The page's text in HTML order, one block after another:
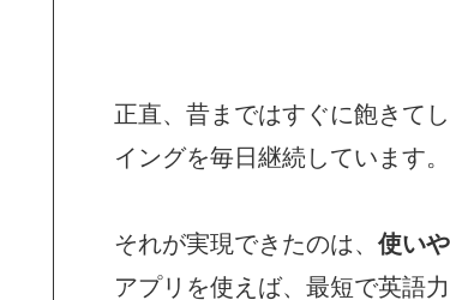
正直、昔まではすぐに飽きて
イングを毎日継続しています。
それが実現できたのは、 使い
アプリを使えば、最短で英語